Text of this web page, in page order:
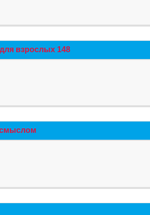
взрослых 148